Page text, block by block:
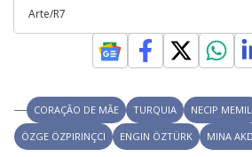
Arte/R7
CORAÇÃO DE MÃE TURQUIA NECIP
ÖZGE ÖZPIRINÇCI
ENGIN ÖZTÜRK MINA